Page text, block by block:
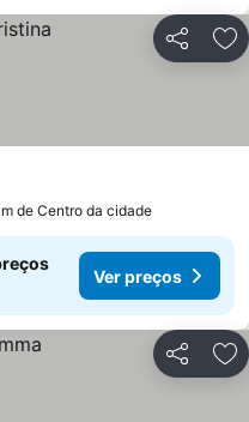
Partilhar
de Centro da cidade
Ver preços
Partilhar